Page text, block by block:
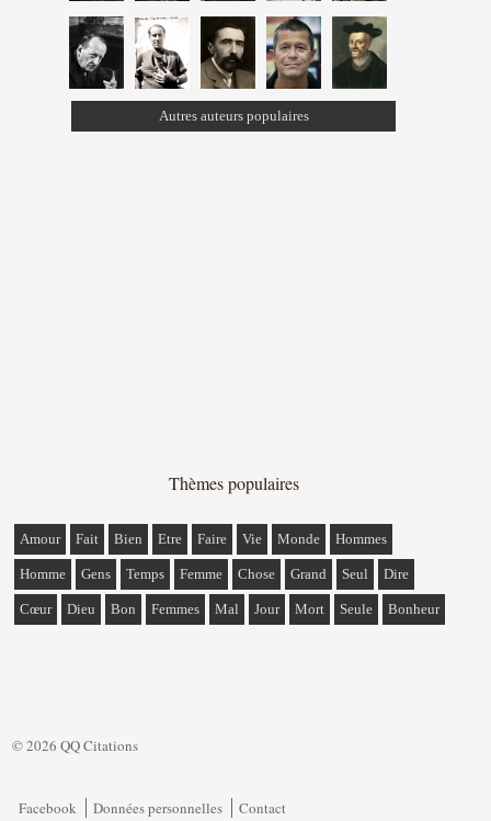
Autres auteurs populaires
Thèmes populaires
Amour Fait Bien Etre Faire Vie Monde Hommes
Homme Gens Temps Femme Chose Grand Seul Dire
Cœur Dieu Bon Femmes Mal Jour Mort Seule Bonheur
© 2026 QQ Citations
Facebook Données personnelles Contact